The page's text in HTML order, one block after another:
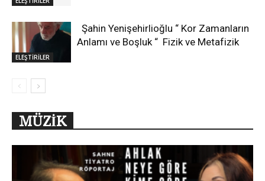
ELEŞTİRİLER
Şahin Yenişehirlioğlu “ Kor Zamanların
Anlamı ve Boşluk “ Fizik ve Metafizik
MÜZİK